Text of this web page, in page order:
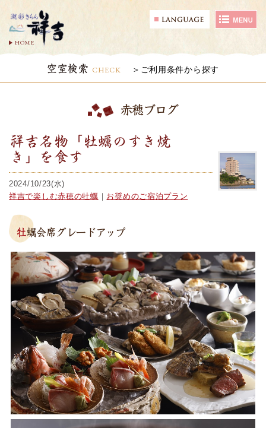
HOME
空室検索 CHECK ご利用条件から探す
赤穂ブログ
祥吉名物「牡蠣のすき焼
き」を食す
2024/10/23(水)
祥吉で楽しむ赤穂の牡蠣 ｜ お奨めのご宿泊プラン
牡蠣会席グレードアップ